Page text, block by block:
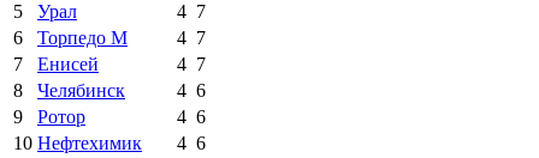
5
Урал 4 7
6
Торпедо М 4 7
7
Енисей 4 7
8
Челябинск 4 6
9
Ротор 4 6
10 Нефтехимик 4 6